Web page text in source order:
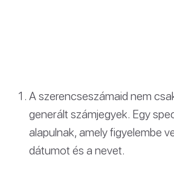
A szerencseszámaid nem
generált számjegyek. Egy
alapulnak, amely figyelembe
dátumot és a nevet.